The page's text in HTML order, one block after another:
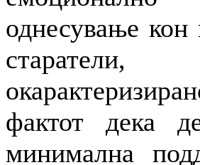
однесување кон
фактот дека
минимална